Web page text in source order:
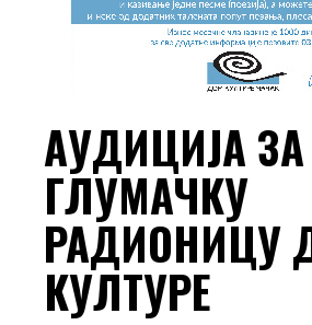
АУДИЦИЈА ЗА
ГЛУМАЧКУ
РАДИОНИЦУ
КУЛТУРЕ